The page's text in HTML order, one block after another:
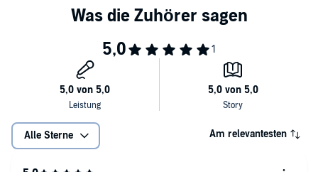
Alle Sterne Am relevantesten